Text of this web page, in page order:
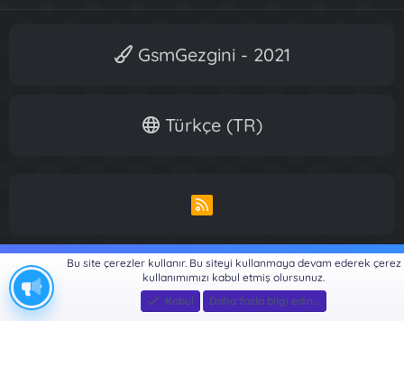
GsmGezgini - 2021
Türkçe (TR)
R
S
Bu site çerezler kullanır. Bu siteyi kullanmaya devam ederek çerez
kullanımımızı kabul etmiş olursunuz.
Kabul
Daha fazla bilgi edin…